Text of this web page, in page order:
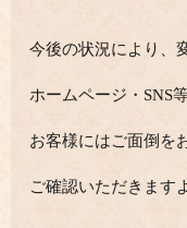
今後の状況により、
ホームページ・SNS
お客様にはご面倒を
ご確認いただきます